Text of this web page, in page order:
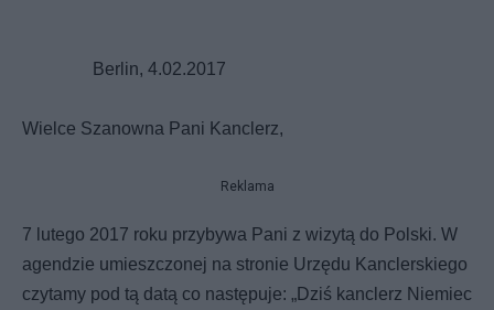
Berlin, 4.02.2017
Wielce Szanowna Pani Kanclerz,
Reklama
7 lutego 2017 roku przybywa Pani z wizytą do Polski. W
agendzie umieszczonej na stronie Urzędu Kanclerskiego
czytamy pod tą datą co następuje: „Dziś kanclerz Niemiec